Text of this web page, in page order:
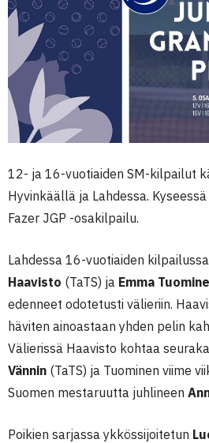
12- ja 16-vuotiaiden SM-kilpailut
Hyvinkäällä ja Lahdessa.
Fazer JGP -osakilpailu.
Lahdessa 16-vuotiaiden
Haavisto (TaTS) ja Emma
edenneet odotetusti välieriin.
häviten ainoastaan yhden pelin
Välierissä Haavisto kohtaa
Vännin (TaTS) ja Tuominen viime
Suomen mestaruutta juhlineen
Poikien sarjassa ykkössijoitetun